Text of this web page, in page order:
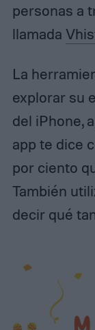
personas a
llamada
La
explorar su
del iPhone,
app te dice
por ciento
También
decir qué